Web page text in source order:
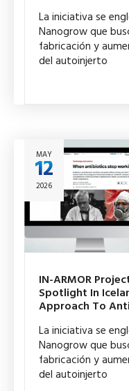
La iniciativa se
Nanogrow que
fabricación y
del autoinjerto
MAY
12
2026
IN-ARMOR
Spotlight In
Approach To
La iniciativa se
Nanogrow que
fabricación y
del autoinjerto